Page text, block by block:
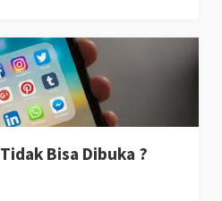
Bisa Dibuka ?